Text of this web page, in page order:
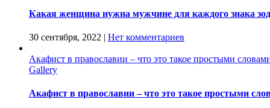
Какая женщина нужна мужчине для каждого знака
30 сентября, 2022 | Нет комментариев
Акафист в православии – что это такое простыми
Gallery
Акафист в православии – что это такое простыми